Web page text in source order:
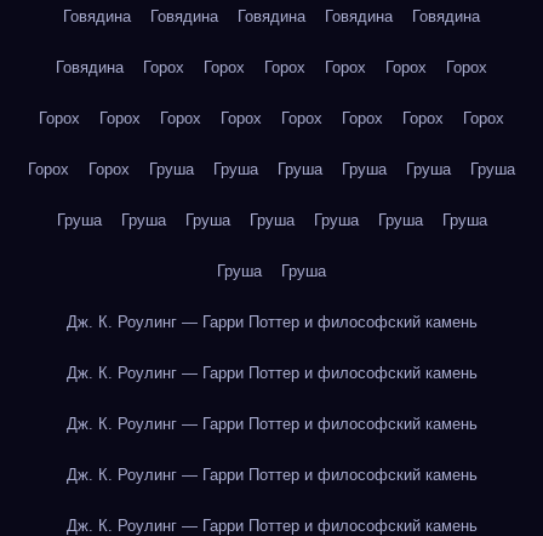
Говядина Говядина Говядина Говядина Говядина
Говядина Горох Горох Горох Горох Горох Горох
Горох Горох Горох Горох Горох Горох Горох Горох
Горох Горох Груша Груша Груша Груша Груша Груша
Груша Груша Груша Груша Груша Груша Груша
Груша Груша
Дж. К. Роулинг — Гарри Поттер и философский камень
Дж. К. Роулинг — Гарри Поттер и философский камень
Дж. К. Роулинг — Гарри Поттер и философский камень
Дж. К. Роулинг — Гарри Поттер и философский камень
Дж. К. Роулинг — Гарри Поттер и философский камень